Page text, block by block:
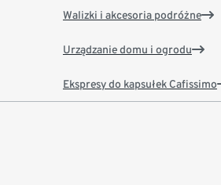
Walizki i akcesoria podróżne
Urządzanie domu i ogrodu
Ekspresy do kapsułek Cafissimo